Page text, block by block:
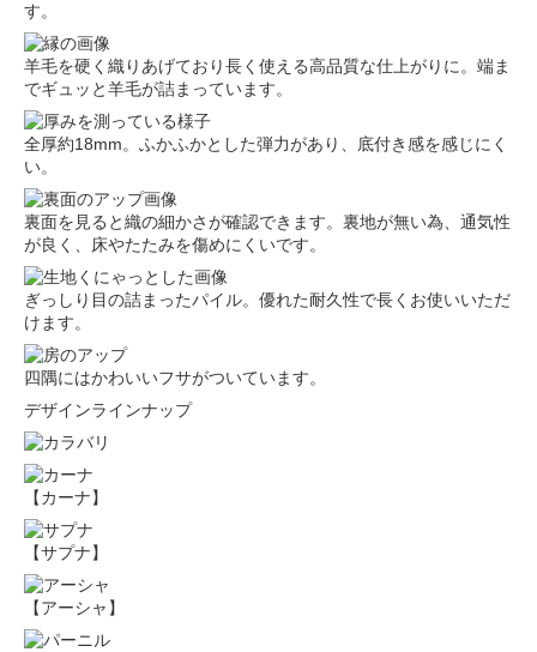
す。
羊毛を硬く織りあげており長く使える高品質な仕上がりに。端ま
でギュッと羊毛が詰まっています。
全厚約18mm。ふかふかとした弾力があり、底付き感を感じにく
い。
裏面を見ると織の細かさが確認できます。裏地が無い為、通気性
が良く、床やたたみを傷めにくいです。
ぎっしり目の詰まったパイル。優れた耐久性で長くお使いいただ
けます。
四隅にはかわいいフサがついています。
デザインラインナップ
【カーナ】
【サプナ】
【アーシャ】